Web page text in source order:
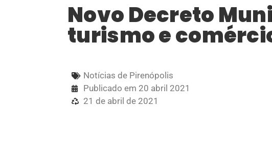
Novo Decreto
turismo e
Notícias de Pirenópolis
Publicado em 20 abril 2021
21 de abril de 2021